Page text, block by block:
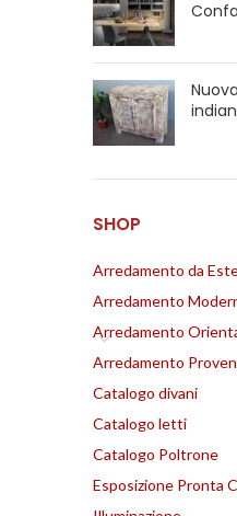
SHOP
Arredamento da
Arredamento
Arredamento
Arredamento
Catalogo divani
Catalogo letti
Catalogo Poltrone
Esposizione Pronta